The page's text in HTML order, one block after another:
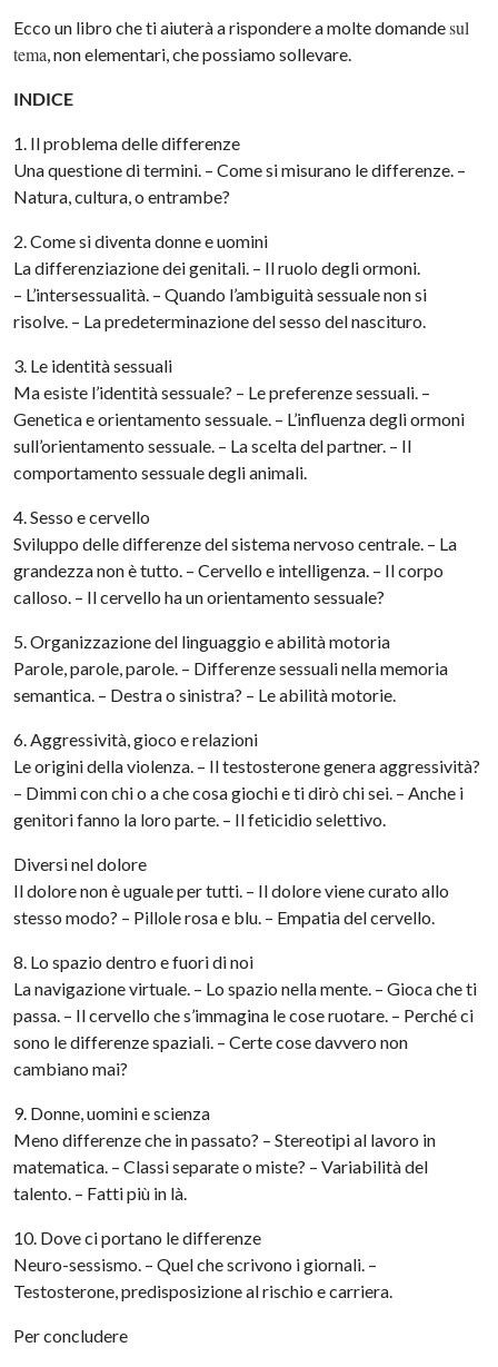
Ecco un libro che ti aiuterà a rispondere a molte domandesul
tema, non elementari, che possiamo sollevare.
INDICE
1. Il problema delle differenze
Una questione di termini. – Come si misurano le differenze. –
Natura, cultura, o entrambe?
2. Come si diventa donne e uomini
La differenziazione dei genitali. – Il ruolo degli ormoni.
– L’intersessualità. – Quando l’ambiguità sessuale non si
risolve. – La predeterminazione del sesso del nascituro.
3. Le identità sessuali
Ma esiste l’identità sessuale? – Le preferenze sessuali. –
Genetica e orientamento sessuale. – L’influenza degli ormoni
sull’orientamento sessuale. – La scelta del partner. – Il
comportamento sessuale degli animali.
4. Sesso e cervello
Sviluppo delle differenze del sistema nervoso centrale. – La
grandezza non è tutto. – Cervello e intelligenza. – Il corpo
calloso. – Il cervello ha un orientamento sessuale?
5. Organizzazione del linguaggio e abilità motoria
Parole, parole, parole. – Differenze sessuali nella memoria
semantica. – Destra o sinistra? – Le abilità motorie.
6. Aggressività, gioco e relazioni
Le origini della violenza. – Il testosterone genera aggressività?
– Dimmi con chi o a che cosa giochi e ti dirò chi sei. – Anche i
genitori fanno la loro parte. – Il feticidio selettivo.
Diversi nel dolore
Il dolore non è uguale per tutti. – Il dolore viene cura­to allo
stesso modo? – Pillole rosa e blu. – Empatia del cervello.
8. Lo spazio dentro e fuori di noi
La navigazione virtuale. – Lo spazio nella mente. – Gioca che ti
passa. – Il cervello che s’immagina le cose ruota­re. – Perché ci
sono le differenze spaziali. – Certe cose davvero non
cambiano mai?
9. Donne, uomini e scienza
Meno differenze che in passato? – Stereotipi al lavoro in
matematica. – Classi separate o miste? – Variabilità del
talento. – Fatti più in là.
10. Dove ci portano le differenze
Neuro-sessismo. – Quel che scrivono i giornali. –
Testosterone, predisposizione al rischio e carriera.
Per concludere